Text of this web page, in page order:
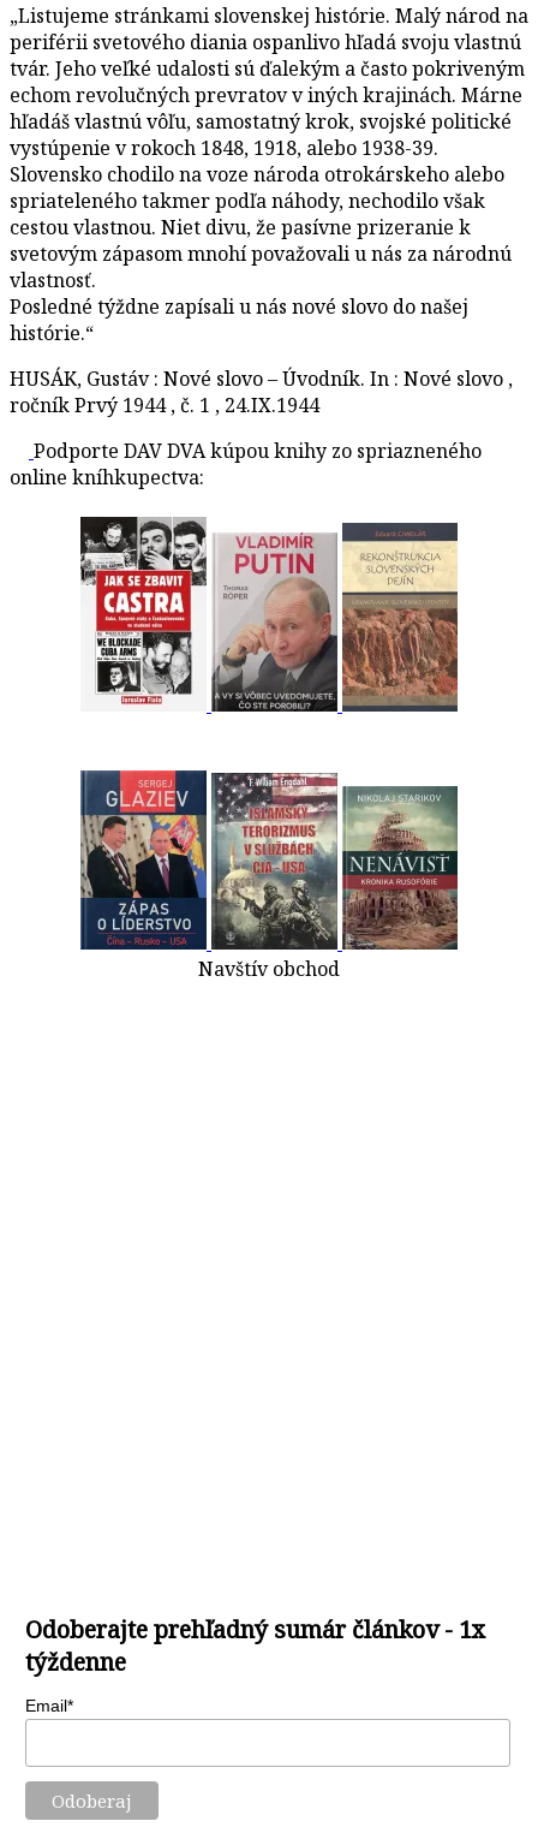
„Listujeme stránkami slovenskej histórie. Malý národ na
periférii svetového diania ospanlivo hľadá svoju vlastnú
tvár. Jeho veľké udalosti sú ďalekým a často pokriveným
echom revolučných prevratov v iných krajinách. Márne
hľadáš vlastnú vôľu, samostatný krok, svojské politické
vystúpenie v rokoch 1848, 1918, alebo 1938-39.
Slovensko chodilo na voze národa otrokárskeho alebo
spriateleného takmer podľa náhody, nechodilo však
cestou vlastnou. Niet divu, že pasívne prizeranie k
svetovým zápasom mnohí považovali u nás za národnú
vlastnosť.
Posledné týždne zapísali u nás nové slovo do našej
histórie.“
HUSÁK, Gustáv : Nové slovo – Úvodník. In : Nové slovo ,
ročník Prvý 1944 , č. 1 , 24.IX.1944
Podporte DAV DVA kúpou knihy zo spriazneného
online kníhkupectva:
Navštív obchod
Odoberajte prehľadný sumár článkov - 1x
týždenne
Email*